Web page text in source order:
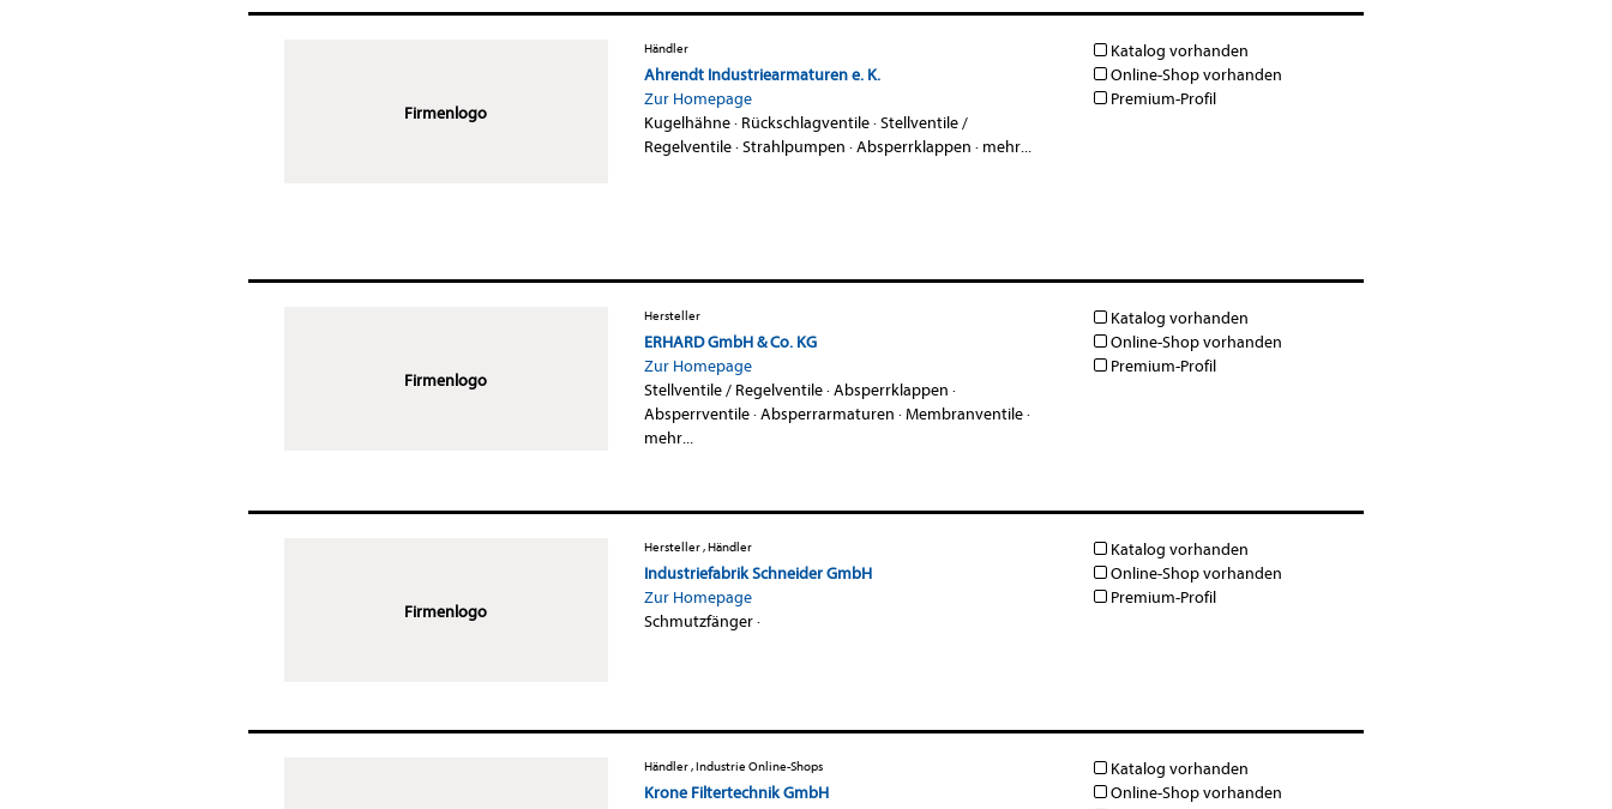
Firmenlogo
Händler
Ahrendt Industriearmaturen e. K.
Zur Homepage
Kugelhähne· Rückschlagventile·Stellventile /
Regelventile·Strahlpumpen ·Absperrklappen · mehr...
Katalog vorhanden
Online-Shop vorhanden
Premium-Profil
Firmenlogo
Hersteller
ERHARD GmbH & Co. KG
Zur Homepage
Stellventile / Regelventile·Absperrklappen ·
Absperrventile·Absperrarmaturen ·Membranventile·
mehr...
Katalog vorhanden
Online-Shop vorhanden
Premium-Profil
Firmenlogo
Hersteller , Händler
Industriefabrik Schneider GmbH
Zur Homepage
Schmutzfänger·
Katalog vorhanden
Online-Shop vorhanden
Premium-Profil
Händler , Industrie Online-Shops
Krone Filtertechnik GmbH
Katalog vorhanden
Online-Shop vorhanden